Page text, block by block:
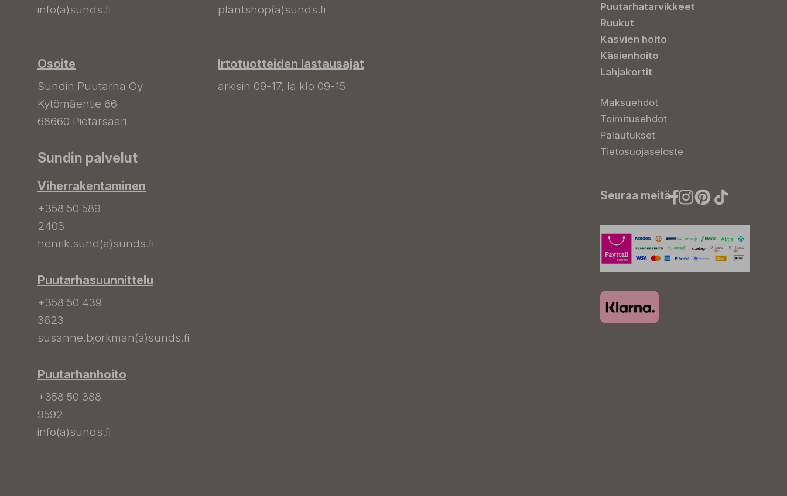
info(a)sunds.fi
Osoite
Sundin Puutarha Oy
Kytömäentie 66
68660 Pietarsaari
plantshop(a)sunds.fi
Irtotuotteiden lastausajat
arkisin 09-17, la klo 09-15
Sundin palvelut
Viherrakentaminen
+358 50 589
2403
henrik.sund(a)sunds.fi
Puutarhasuunnittelu
+358 50 439
3623
susanne.bjorkman(a)sunds.fi
Puutarhanhoito
+358 50 388
9592
info(a)sunds.fi
Puutarhatarvikkeet
Ruukut
Kasvien hoito
Käsienhoito
Lahjakortit
Maksuehdot
Toimitusehdot
Palautukset
Tietosuojaseloste
Seuraa meitä